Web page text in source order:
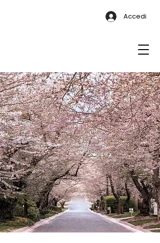
Accedi